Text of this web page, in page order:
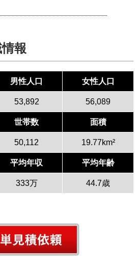
報
男性人口 女性人口
53,892 56,089
世帯数 面積
50,112 19.77km²
平均年収 平均年齢
333万 44.7歳